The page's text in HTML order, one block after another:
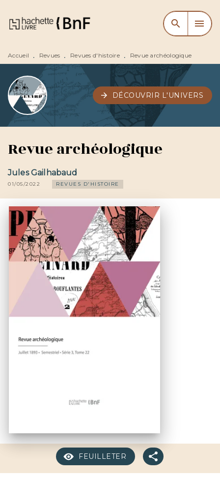
MENU RECHERCHE
CONTENU
search menu
Accueil • Revues • Revues d'histoire • Revue archéologique
arrow_forward DÉCOUVRIR L'UNIVERS
Revue archéologique
Jules Gailhabaud
01/05/2022 REVUES D'HISTOIRE
FEUILLETER